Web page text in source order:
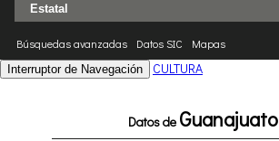
Búsquedas avanzadas Datos SIC Mapas
Interruptor de Navegación CULTURA
Datos de Guanajuato